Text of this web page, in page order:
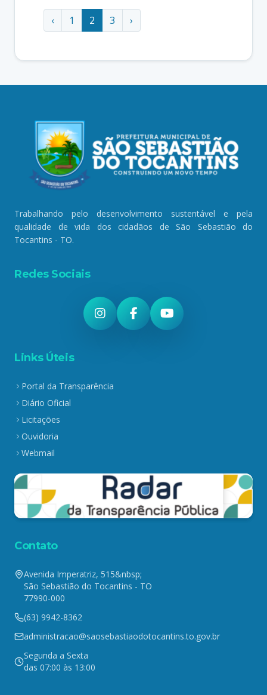
‹ 1 2 3 ›
Trabalhando pelo desenvolvimento sustentável e pela
qualidade de vida dos cidadãos de São Sebastião do
Tocantins - TO.
Redes Sociais
Links Úteis
Portal da Transparência
Diário Oficial
Licitações
Ouvidoria
Webmail
Contato
Avenida Imperatriz, 515&nbsp;
São Sebastião do Tocantins - TO
77990-000
(63) 9942-8362
administracao@saosebastiaodotocantins.to.gov.br
Segunda a Sexta
das 07:00 às 13:00